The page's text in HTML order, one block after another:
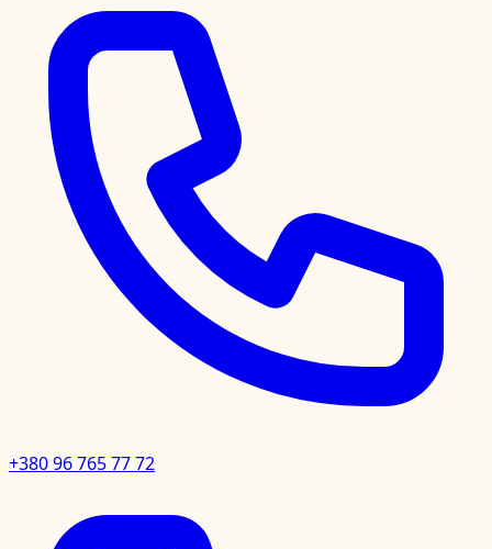
+380 96 765 77 72